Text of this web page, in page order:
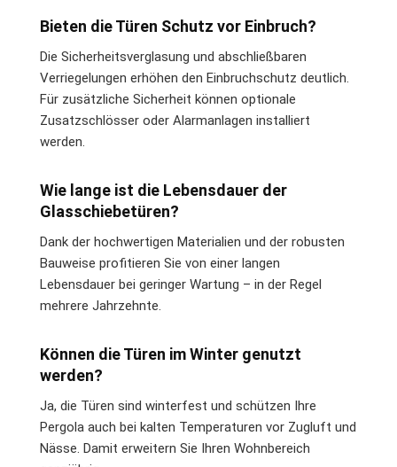
Bieten die Türen Schutz vor Einbruch?
Die Sicherheitsverglasung und abschließbaren
Verriegelungen erhöhen den Einbruchschutz deutlich.
Für zusätzliche Sicherheit können optionale
Zusatzschlösser oder Alarmanlagen installiert
werden.
Wie lange ist die Lebensdauer der
Glasschiebetüren?
Dank der hochwertigen Materialien und der robusten
Bauweise profitieren Sie von einer langen
Lebensdauer bei geringer Wartung – in der Regel
mehrere Jahrzehnte.
Können die Türen im Winter genutzt
werden?
Ja, die Türen sind winterfest und schützen Ihre
Pergola auch bei kalten Temperaturen vor Zugluft und
Nässe. Damit erweitern Sie Ihren Wohnbereich